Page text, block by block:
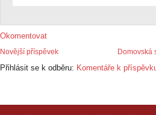
Okomentovat
Novější příspěvek Domovská
Přihlásit se k odběru: Komentáře k